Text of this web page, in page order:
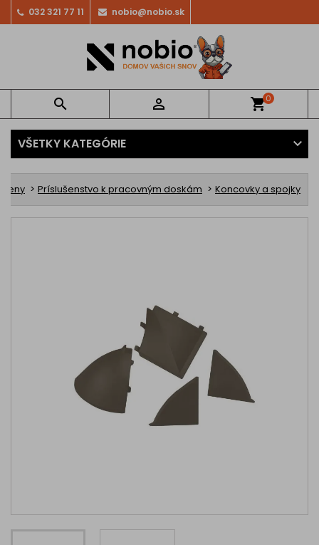
032 321 77 11 nobio@nobio.sk
  shopping_cart0
VŠETKY KATEGÓRIE
Príslušenstvo k pracovným doskám Koncovky a spojky